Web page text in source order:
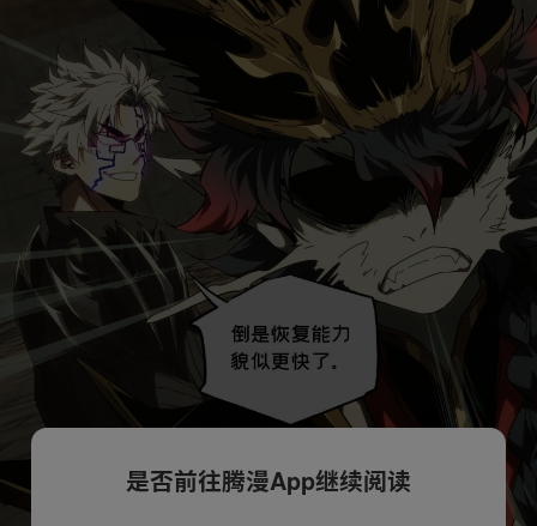
是否前往腾漫App继续阅读